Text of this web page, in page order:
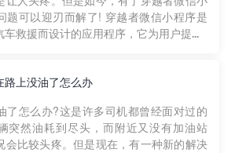
题可以迎刃而解了! 穿越者微信小程序是
车救援而设计的应用程序，它为用户提...
路上没油了怎么办
了怎么办?这是许多司机都曾经面对过的
突然油耗到尽头，而附近又没有加油站
会比较头疼。但是现在，有一种新的解决